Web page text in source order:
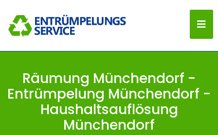
Räumung Münchendorf -
Entrümpelung Münchendorf -
Haushaltsauflösung
Münchendorf